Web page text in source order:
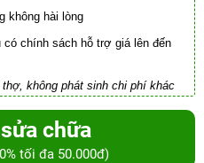
không hài lòng
có chính sách hỗ trợ giá lên đến
không phát sinh chi phí khác
chữa
tối đa 50.000đ)